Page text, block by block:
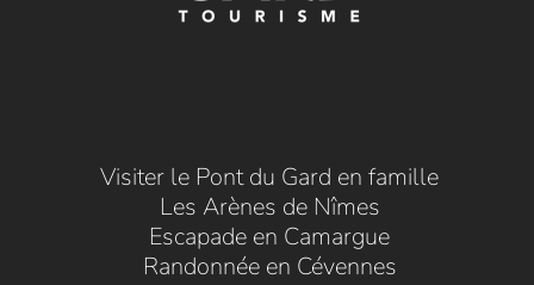
Visiter le Pont du Gard en famille
Les Arènes de Nîmes
Escapade en Camargue
Randonnée en Cévennes